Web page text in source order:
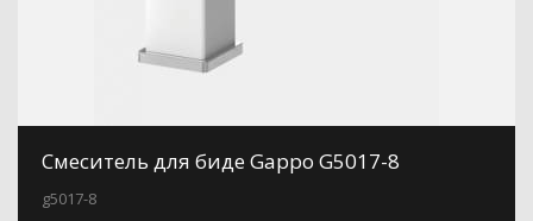
Смеситель для биде Gappo G5017-8
g5017-8